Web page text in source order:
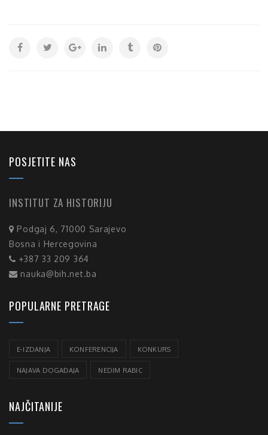
POSJETITE NAS
INSTITUT ZA HISTORIJU
Podgaj 6, 71000 Sarajevo
Bosna i Hercegovina
+387 33 209 364
nauka@bih.net.ba
POPULARNE PRETRAGE
E-IZDANJA KONFERENCIJA KONKURS
NAJAVA DOGAĐAJA NEDIM RABIC
NAJČITANIJE